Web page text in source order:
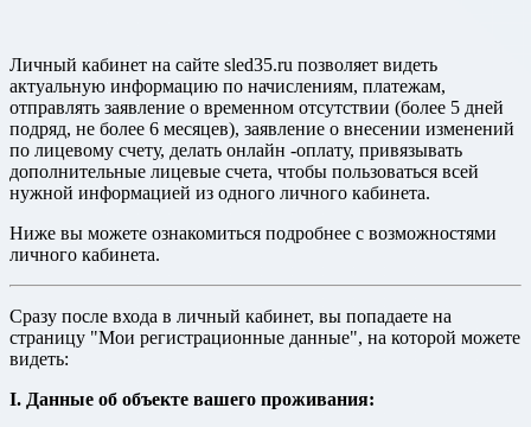
Личный кабинет на сайте sled35.ru позволяет видеть
актуальную информацию по начислениям, платежам,
отправлять заявление о временном отсутствии (более 5 дней
подряд, не более 6 месяцев), заявление о внесении изменений
по лицевому счету, делать онлайн -оплату, привязывать
дополнительные лицевые счета, чтобы пользоваться всей
нужной информацией из одного личного кабинета.
Ниже вы можете ознакомиться подробнее с возможностями
личного кабинета.
Сразу после входа в личный кабинет, вы попадаете на
страницу "Мои регистрационные данные", на которой можете
видеть:
I. Данные об объекте вашего проживания: